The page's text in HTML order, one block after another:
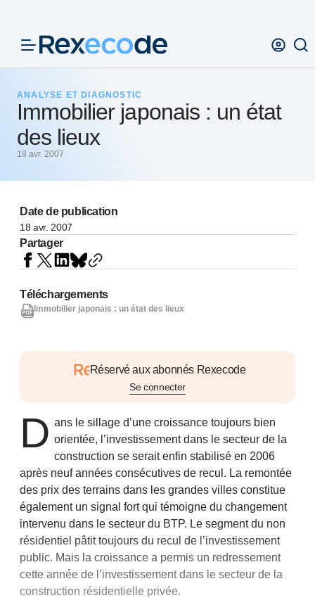
ANALYSE ET DIAGNOSTIC
Immobilier japonais : un état
des lieux
18 avr. 2007
Date de publication
18 avr. 2007
Partager
Réservé aux abonnés Rexecode
Se connecter
D ans le sillage d’une croissance toujours bien
orientée, l’investissement dans le secteur de la
construction se serait enfin stabilisé en 2006
après neuf années consécutives de recul. La remontée
des prix des terrains dans les grandes villes constitue
également un signal fort qui témoigne du changement
intervenu dans le secteur du BTP. Le segment du non
résidentiel pâtit toujours du recul de l’investissement
public. Mais la croissance a permis un redressement
cette année de l’investissement dans le secteur de la
construction résidentielle privée.
Téléchargements
Immobilier japonais : un état des lieux